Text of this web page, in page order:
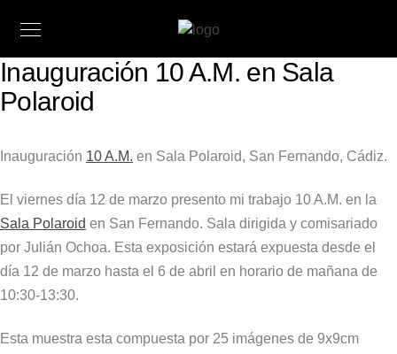
Inauguración 10 A.M. en Sala
Polaroid
Inauguración 10 A.M. en Sala Polaroid, San Fernando, Cádiz.
El viernes día 12 de marzo presento mi trabajo 10 A.M. en la
Sala Polaroid en San Fernando. Sala dirigida y comisariado
por Julián Ochoa. Esta exposición estará expuesta desde el
día 12 de marzo hasta el 6 de abril en horario de mañana de
10:30-13:30.
Esta muestra esta compuesta por 25 imágenes de 9x9cm